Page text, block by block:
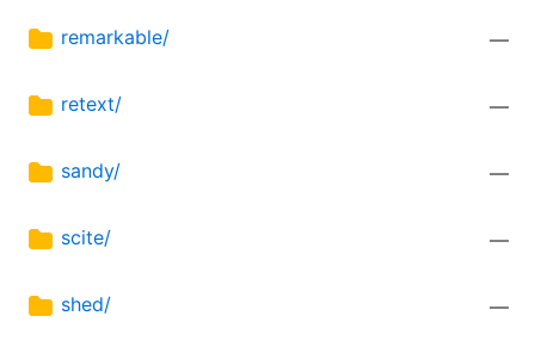
remarkable/ —
retext/ —
sandy/ —
scite/ —
shed/ —